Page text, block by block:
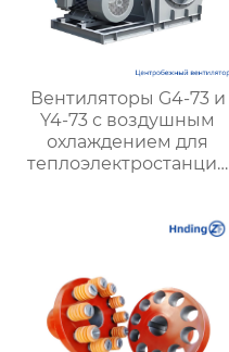
Вентиляторы G4-73 и
Y4-73 с воздушным
охлаждением для
теплоэлектростанций
эффективность и